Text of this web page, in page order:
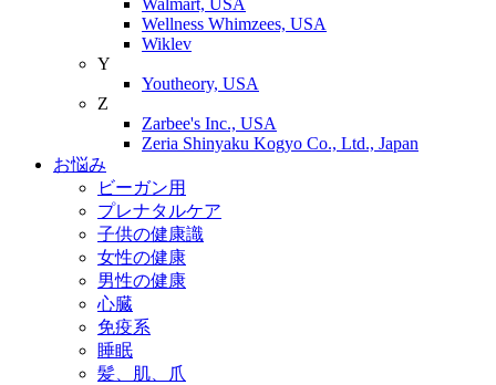
Wellness Whimzees, USA
Wiklev
Y
Youtheory, USA
Z
Zarbee's Inc., USA
Zeria Shinyaku Kogyo Co., Ltd., Japan
お悩み
ビーガン用
プレナタルケア
子供の健康識
女性の健康
男性の健康
心臓
免疫系
睡眠
髪、肌、爪